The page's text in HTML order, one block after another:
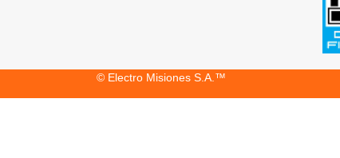
© Electro Misiones S.A.™